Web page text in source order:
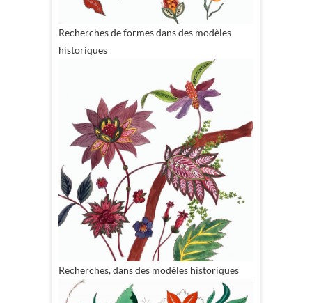
Recherches de formes dans des modèles
historiques
Recherches, dans des modèles historiques